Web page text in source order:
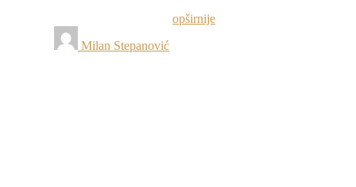
opširnije
Milan Stepanović